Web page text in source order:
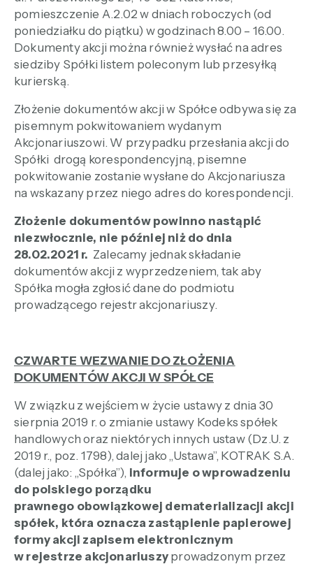
pomieszczenie A.2.02 w dniach roboczych (od
poniedziałku do piątku) w godzinach 8.00 – 16.00.
Dokumenty akcji można również wysłać na adres
siedziby Spółki listem poleconym lub przesyłką
kurierską.
Złożenie dokumentów akcji w Spółce odbywa się za
pisemnym pokwitowaniem wydanym
Akcjonariuszowi. W przypadku przesłania akcji do
Spółki drogą korespondencyjną, pisemne
pokwitowanie zostanie wysłane do Akcjonariusza
na wskazany przez niego adres do korespondencji.
Złożenie dokumentów powinno nastąpić
niezwłocznie, nie później niż do dnia
28.02.2021 r. Zalecamy jednak składanie
dokumentów akcji z wyprzedzeniem, tak aby
Spółka mogła zgłosić dane do podmiotu
prowadzącego rejestr akcjonariuszy.
CZWARTE WEZWANIE DO ZŁOŻENIA
DOKUMENTÓW AKCJI W SPÓŁCE
W związku z wejściem w życie ustawy z dnia 30
sierpnia 2019 r. o zmianie ustawy Kodeks spółek
handlowych oraz niektórych innych ustaw (Dz.U. z
2019 r., poz. 1798), dalej jako „Ustawa”, KOTRAK S.A.
(dalej jako: „Spółka”), informuje o wprowadzeniu
do polskiego porządku
prawnego obowiązkowej dematerializacji akcji
spółek, która oznacza zastąpienie papierowej
formy akcji zapisem elektronicznym
w rejestrze akcjonariuszy prowadzonym przez